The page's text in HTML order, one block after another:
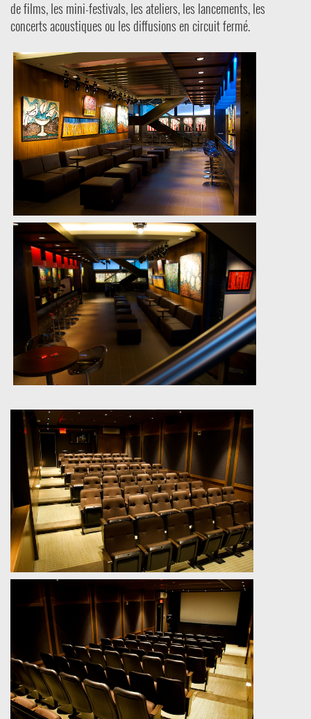
de films, les mini-festivals, les ateliers, les lancements, les
concerts acoustiques ou les diffusions en circuit fermé.